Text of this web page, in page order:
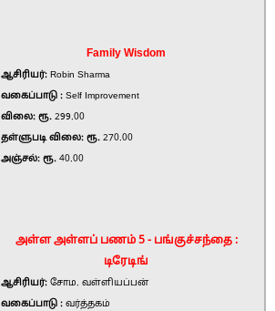
Family Wisdom
ஆசிரியர்: Robin Sharma
வகைப்பாடு : Self Improvement
விலை: ரூ. 299.00
தள்ளுபடி விலை: ரூ. 270.00
அஞ்சல்: ரூ. 40.00
அள்ள அள்ளப் பணம் 5 - பங்குச்சந்தை :
டிரேடிங்
ஆசிரியர்: சோம. வள்ளியப்பன்
வகைப்பாடு : வர்த்தகம்